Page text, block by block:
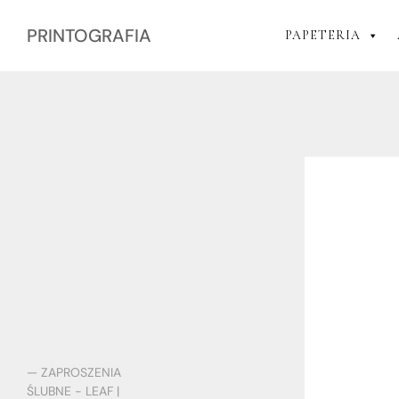
PRINTOGRAFIA PAPETERIA
— ZAPROSZENIA
ŚLUBNE - LEAF |